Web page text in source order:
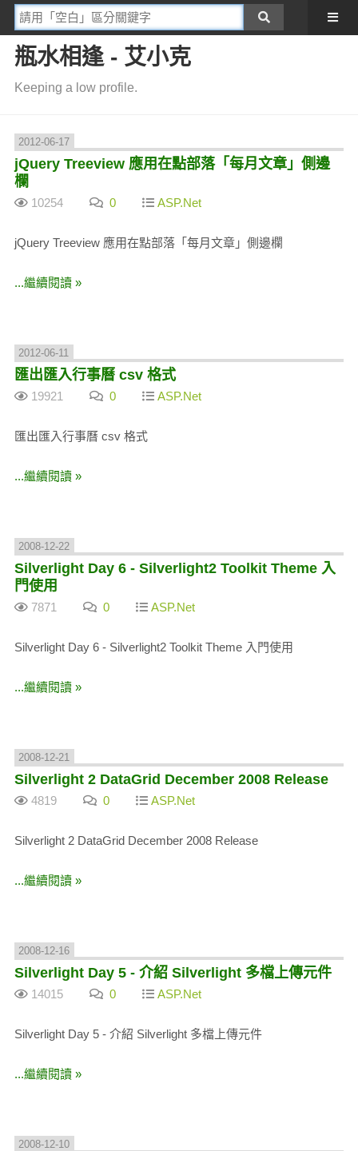
瓶水相逢 - 艾小克
Keeping a low profile.
2012-06-17
jQuery Treeview 應用在點部落「每月文章」側邊
欄
10254 0 ASP.Net
jQuery Treeview 應用在點部落「每月文章」側邊欄
...繼續閱讀 »
2012-06-11
匯出匯入行事曆 csv 格式
19921 0 ASP.Net
匯出匯入行事曆 csv 格式
...繼續閱讀 »
2008-12-22
Silverlight Day 6 - Silverlight2 Toolkit Theme 入
門使用
7871 0 ASP.Net
Silverlight Day 6 - Silverlight2 Toolkit Theme 入門使用
...繼續閱讀 »
2008-12-21
Silverlight 2 DataGrid December 2008 Release
4819 0 ASP.Net
Silverlight 2 DataGrid December 2008 Release
...繼續閱讀 »
2008-12-16
Silverlight Day 5 - 介紹 Silverlight 多檔上傳元件
14015 0 ASP.Net
Silverlight Day 5 - 介紹 Silverlight 多檔上傳元件
...繼續閱讀 »
2008-12-10